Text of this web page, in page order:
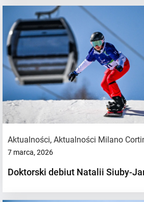
Aktualności, Aktualności Milano
7 marca, 2026
Doktorski debiut Natalii Siuby-